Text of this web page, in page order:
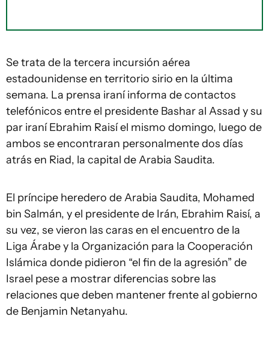
Se trata de la tercera incursión aérea
estadounidense en territorio sirio en la última
semana. La prensa iraní informa de contactos
telefónicos entre el presidente Bashar al Assad y su
par iraní Ebrahim Raisí el mismo domingo, luego de
ambos se encontraran personalmente dos días
atrás en Riad, la capital de Arabia Saudita.
El príncipe heredero de Arabia Saudita, Mohamed
bin Salmán, y el presidente de Irán, Ebrahim Raisí, a
su vez, se vieron las caras en el encuentro de la
Liga Árabe y la Organización para la Cooperación
Islámica donde pidieron “el fin de la agresión” de
Israel pese a mostrar diferencias sobre las
relaciones que deben mantener frente al gobierno
de Benjamin Netanyahu.